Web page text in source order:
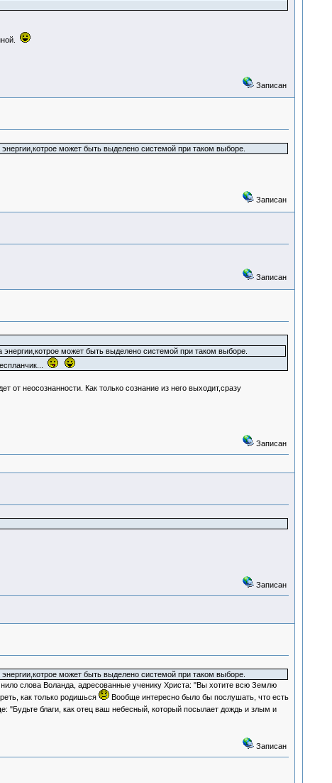
Записан
может быть выделено системой при таком выборе.
Записан
Записан
может быть выделено системой при таком выборе.
от неосознанности. Как только сознание из него выходит,сразу
Записан
Записан
может быть выделено системой при таком выборе.
слова Воланда, адресованные ученику Христа: "Вы хотите всю Землю
как только родишься
Вообще интересно было бы послушать, что есть
"Будьте благи, как отец ваш небесный, который посылает дождь и злым и
Записан